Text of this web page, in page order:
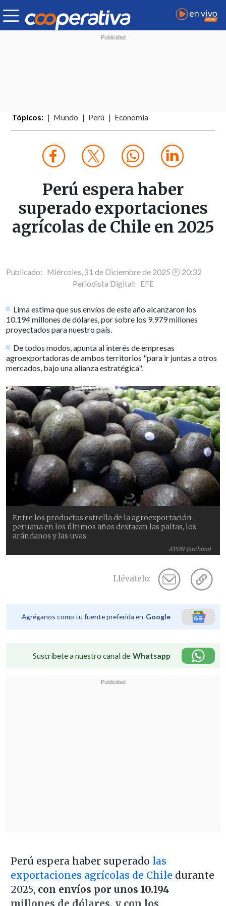
Tópicos: Mundo Perú Economía
Perú espera haber
superado exportaciones
agrícolas de Chile en 2025
Publicado: Miércoles, 31 de Diciembre de 2025 🕐 20:32
Periodista Digital: EFE
Lima estima que sus envíos de este año alcanzaron los
10.194 millones de dólares, por sobre los 9.979 millones
proyectados para nuestro país.
De todos modos, apunta al interés de empresas
agroexportadoras de ambos territorios "para ir juntas a otros
mercados, bajo una alianza estratégica".
ATON (archivo)
Entre los productos estrella de la agroexportación
peruana en los últimos años destacan las paltas, los
arándanos y las uvas.
Llévatelo:
Agréganos como tu fuente preferida en Google
Suscríbete a nuestro canal de Whatsapp
Perú espera haber superado las
exportaciones agrícolas de Chile durante
2025, con envíos por unos 10.194
millones de dólares, y con los